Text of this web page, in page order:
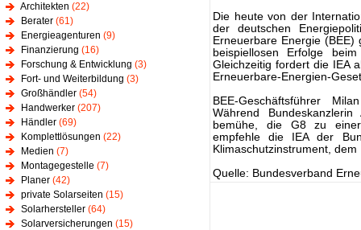
Architekten (22)
Berater (61)
Energieagenturen (9)
Finanzierung (16)
Forschung & Entwicklung (3)
Fort- und Weiterbildung (3)
Großhändler (54)
Handwerker (207)
Händler (69)
Komplettlösungen (22)
Medien (7)
Montagegestelle (7)
Planer (42)
private Solarseiten (15)
Solarhersteller (64)
Solarversicherungen (15)
Die heute von der
der deutschen
Erneuerbare Energie
beispiellosen Erfolge
Gleichzeitig fordert die IEA
Erneuerbare-Energien-
BEE-Geschäftsführer
Während
bemühe, die G8 zu einer
empfehle die IEA der
Klimaschutzinstrument,
Quelle: Bundesverband